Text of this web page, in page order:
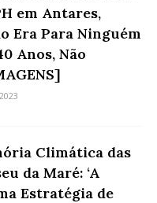
em Antares,
Era Para Ninguém
Anos, Não
Climática das
da Maré: ‘A
Estratégia de